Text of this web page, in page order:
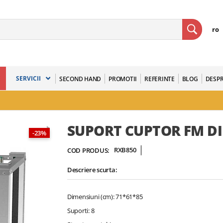
ro
SERVICII SECOND HAND PROMOTII REFERINTE BLOG
-23% SUPORT CUPTOR FM
COD PRODUS: RXB850
Descriere scurta:
Dimensiuni (cm): 71*61*85
Suporti: 8